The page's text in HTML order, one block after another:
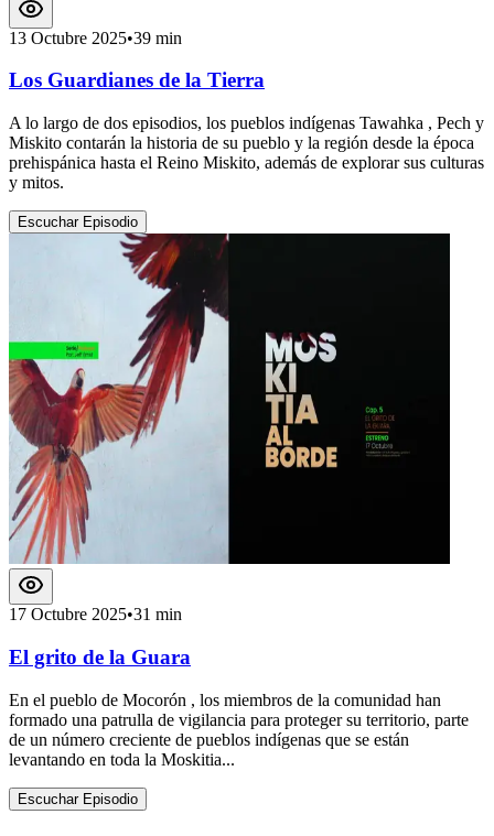
13 Octubre 2025•39 min
Los Guardianes de la Tierra
A lo largo de dos episodios, los pueblos indígenas Tawahka , Pech y
Miskito contarán la historia de su pueblo y la región desde la época
prehispánica hasta el Reino Miskito, además de explorar sus culturas
y mitos.
Escuchar Episodio
17 Octubre 2025•31 min
El grito de la Guara
En el pueblo de Mocorón , los miembros de la comunidad han
formado una patrulla de vigilancia para proteger su territorio, parte
de un número creciente de pueblos indígenas que se están
levantando en toda la Moskitia...
Escuchar Episodio